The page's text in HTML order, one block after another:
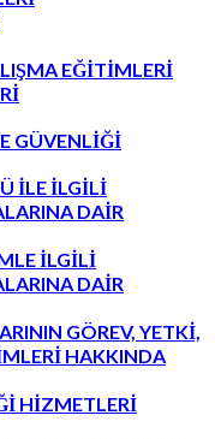
EĞİTİMLERİ
GÜVENLİĞİ
İLE İLGİLİ
DAİR
İLGİLİ
DAİR
GÖREV, YETKİ,
HAKKINDA
HİZMETLERİ